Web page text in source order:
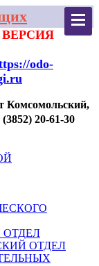
odo-
Комсомольский,
20-61-30
ОТДЕЛ
ОТДЕЛ